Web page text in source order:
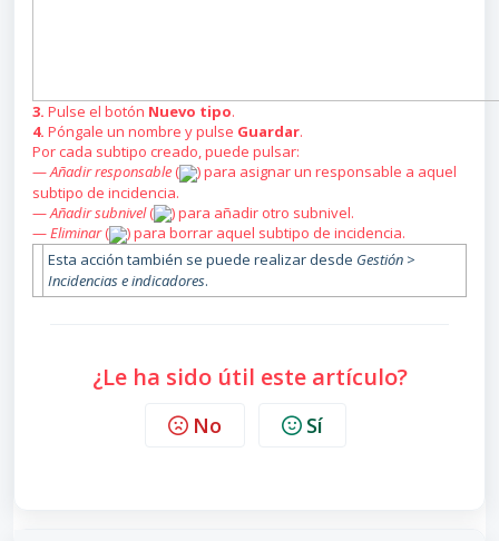
3. Pulse el botón Nuevo tipo.
4. Póngale un nombre y pulse Guardar.
Por cada subtipo creado, puede pulsar:
—Añadir responsable (
) para asignar un responsable a aquel
subtipo de incidencia.
—Añadir subnivel(
) para añadir otro subnivel.
—Eliminar(
) para borrar aquel subtipo de incidencia.
Esta acción también se puede realizar desde Gestión >
Incidencias e indicadores.
¿Le ha sido útil este artículo?
No Sí